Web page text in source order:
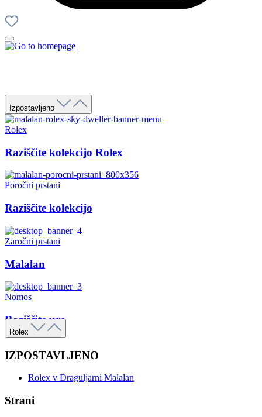
Izpostavljeno
Rolex
Raziščite kolekcijo Rolex
Poročni prstani
Raziščite kolekcijo
Zaročni prstani
Malalan
Nomos
Raziščite ure
Rolex
IZPOSTAVLJENO
Rolex v Draguljarni Malalan
Strani